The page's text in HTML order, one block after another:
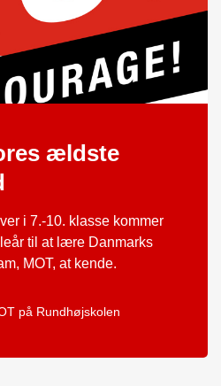
ældste
i 7.-10. klasse kommer
til at lære Danmarks
MOT, at kende.
på Rundhøjskolen